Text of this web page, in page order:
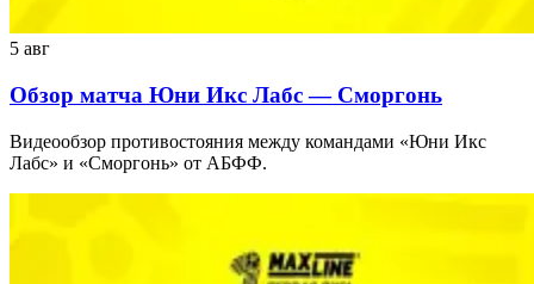
5 авг
Обзор матча Юни Икс Лабс — Сморгонь
Видеообзор противостояния между командами «Юни Икс
Лабс» и «Сморгонь» от АБФФ.